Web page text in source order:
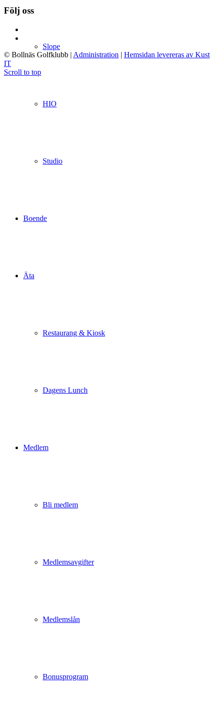
Slope
HIO
Studio
Boende
Äta
Restaurang & Kiosk
Dagens Lunch
Medlem
Bli medlem
Medlemsavgifter
Medlemslån
Bonusprogram
Följ oss
© Bollnäs Golfklubb | Administration | Hemsidan levereras av Kust
IT
Scroll to top